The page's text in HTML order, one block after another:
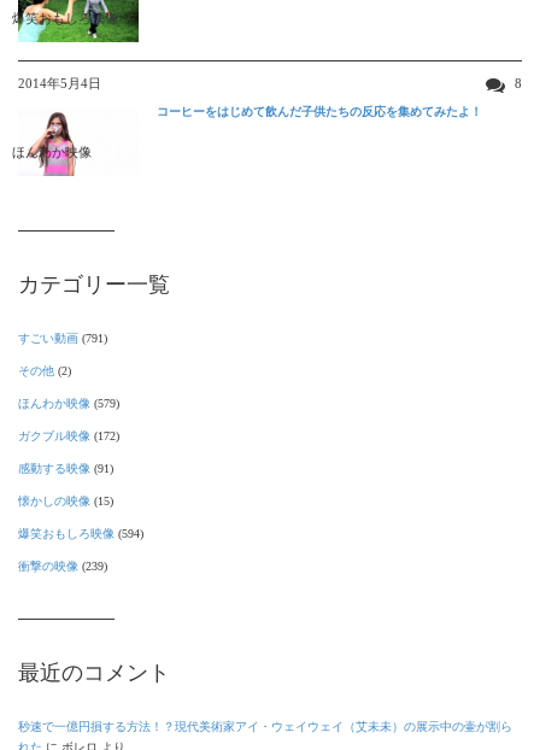
爆笑おもしろ映像
2014年5月4日 8
ほんわか映像
コーヒーをはじめて飲んだ子供たちの反応を集めてみたよ！
カテゴリー一覧
すごい動画 (791)
その他 (2)
ほんわか映像 (579)
ガクブル映像 (172)
感動する映像 (91)
懐かしの映像 (15)
爆笑おもしろ映像 (594)
衝撃の映像 (239)
最近のコメント
秒速で一億円損する方法！？現代美術家アイ・ウェイウェイ（艾未未）の展示中の壷が割ら
れた に ボレロ より